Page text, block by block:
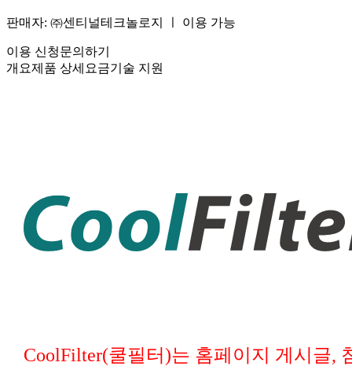
판매자: ㈜센티널테크놀로지 이용 가능
이용 신청문의하기
개요제품 상세 요금기술 지원
CoolFilter(쿨필터)는 홈페이지 게시글,